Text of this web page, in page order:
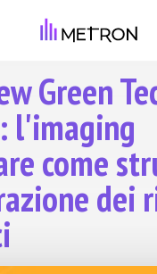
Green
l'imaging
come
dei